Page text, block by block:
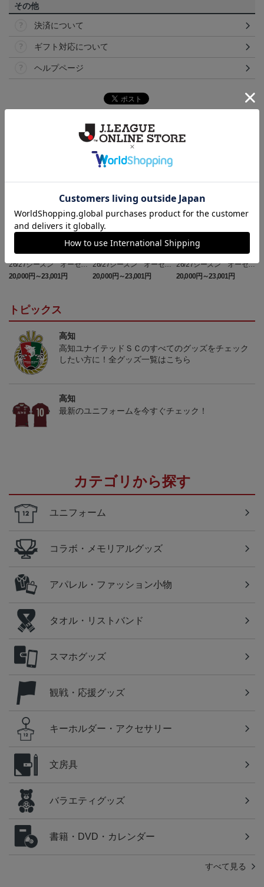
その他
決済について
ギフト対応について
ヘルプページ
26/27シーズン オーセン
ティックユニフォーム
（FP1st）
20,000円～23,001円
26/27シーズン オーセン
ティックユニフォーム
（GK1st）
20,000円～23,001円
26/27シーズン オーセン
ティックユニフォーム
（FP2nd）
20,000円～23,001円
トピックス
高知
高知ユナイテッドＳＣのすべてのグッズをチェック
したい方に！全グッズ一覧はこちら
高知
最新のユニフォームを今すぐチェック！
カテゴリから探す
ユニフォーム
コラボ・メモリアルグッズ
アパレル・ファッション小物
タオル・リストバンド
スマホグッズ
観戦・応援グッズ
キーホルダー・アクセサリー
文房具
バラエティグッズ
書籍・DVD・カレンダー
すべて見る